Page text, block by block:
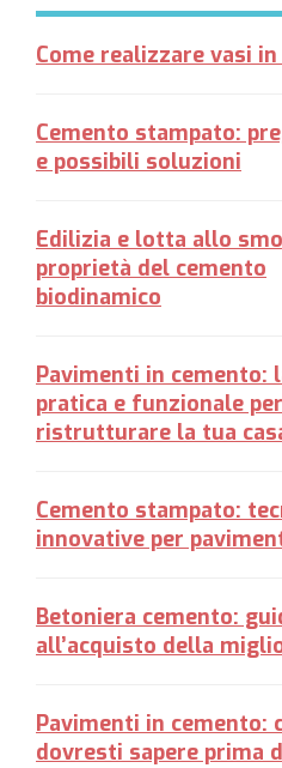
Come realizzare vasi
Cemento stampato:
e possibili soluzioni
Edilizia e lotta allo
proprietà del cemento
biodinamico
Pavimenti in cemento:
pratica e funzionale per
ristrutturare la tua
Cemento stampato:
innovative per
Betoniera cemento:
all’acquisto della
Pavimenti in cemento:
dovresti sapere prima